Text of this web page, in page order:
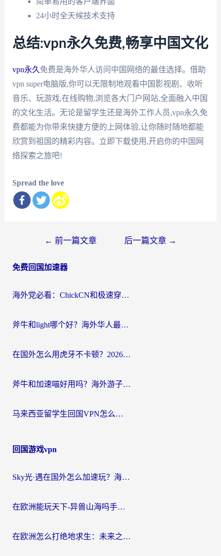
24小时全天候技术支持
总结:vpn永久免费,畅享中国文化
vpn永久 免费是海外华人访问中国网络的最佳选择。借助
vpn super电脑版,你可以无限制地观看中国影视剧、收听
音乐、玩游戏,在线购物,浏览各大门户网站,全面融入中国
的文化生活。无论是留学生还是海外工作人员,vpn永久免
费都能为你带来快捷方便的上网体验,让你随时随地都能
欣赏到祖国的精彩内容。立即下载使用,开启你的中国网
络探索之旅吧!
Spread the love
导
← 前一篇文章 后一篇文章 →
免费回国加速器
海外党必看：ChickCN和极速穿梭VPN好用吗？3招教你选对回国加速器无缝刷国内资源
斧牛和light哪个好？海外华人最关心的回国加速器选择难题，一篇讲透
在国外怎么用虎牙不卡顿？2026海外华人亲测有效的回国加速器选择指南
斧牛和加速喵好用吗？海外游子的真实选择困境
马来西亚留学生回国VPN怎么选？3个避坑点+1款实测好用的加速器推荐
回国游戏vpn
Sky光·遇在国外怎么加速玩？海外党亲测有效的国服游戏加速指南
在欧洲能玩天下-异兽山海吗手游？海外玩家的加速器生存指南
在欧洲怎么打绝地求生：未来之役不卡？留学生亲测的加速器避坑指南